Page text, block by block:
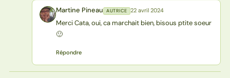
MP Martine Pineau AUTRICE 22 avril 2024
Merci Cata, oui, ca marchait bien, bisous ptite soeur
🙂
Répondre